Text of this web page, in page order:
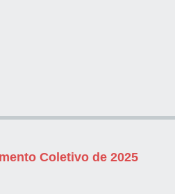
Coletivo de 2025